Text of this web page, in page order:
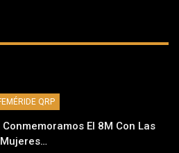
QRP
El 8M Con Las
Mujeres…